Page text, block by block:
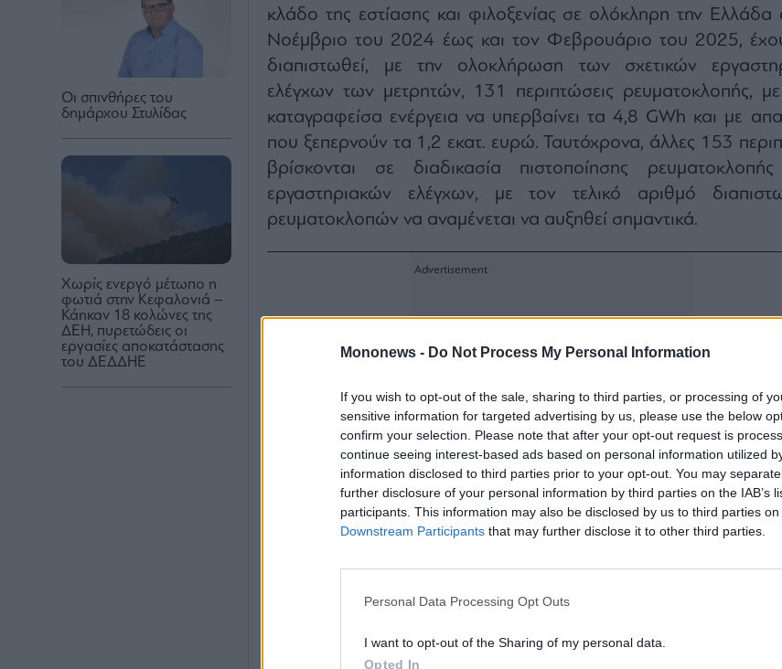
Mononews - Do Not Process My Personal Information
If you wish to opt-out of the sale, sharing to third parties, or processing of
sensitive information for targeted advertising by us, please use the below
confirm your selection. Please note that after your opt-out request is
continue seeing interest-based ads based on personal information utilized
information disclosed to third parties prior to your opt-out. You may
further disclosure of your personal information by third parties on the IAB’s
participants. This information may also be disclosed by us to third parties on
Downstream Participants that may further disclose it to other third parties.
Personal Data Processing Opt Outs
I want to opt-out of the Sharing of my personal data.
Opted In
Οι σπινθήρες του
δημάρχου Στυλίδας
Χωρίς ενεργό μέτωπο η
φωτιά στην Κεφαλονιά –
Κάηκαν 18 κολώνες της
ΔΕΗ, πυρετώδεις οι
εργασίες αποκατάστασης
του ΔΕΔΔΗΕ
κλάδο της εστίασης και φιλοξενίας σε ολόκληρη την Ελλάδα
Νοέμβριο του 2024 έως και τον Φεβρουάριο του 2025,
διαπιστωθεί, με την ολοκλήρωση των σχετικών
ελέγχων των μετρητών, 131 περιπτώσεις ρευματοκλοπής,
καταγραφείσα ενέργεια να υπερβαίνει τα 4,8 GWh και με
που ξεπερνούν τα 1,2 εκατ. ευρώ. Ταυτόχρονα, άλλες 153
βρίσκονται σε διαδικασία πιστοποίησης
εργαστηριακών ελέγχων, με τον τελικό αριθμό
ρευματοκλοπών να αναμένεται να αυξηθεί σημαντικά.